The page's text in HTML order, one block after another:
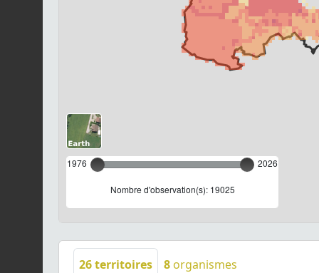
1976 2026
Nombre d'observation(s): 19025
26territoires 8 organismes